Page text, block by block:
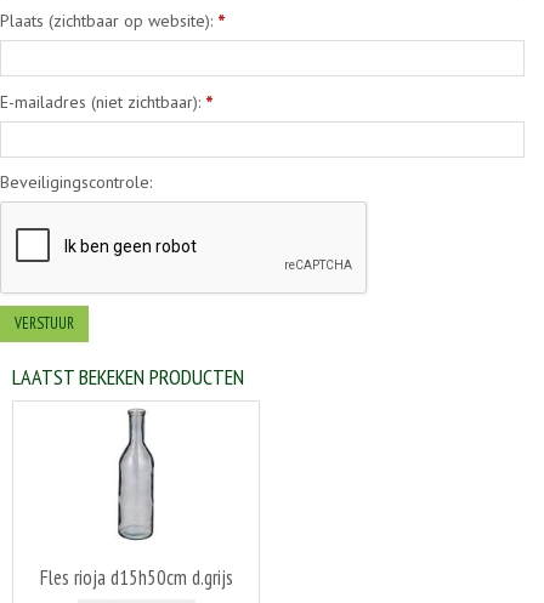
Plaats (zichtbaar op website): *
E-mailadres (niet zichtbaar): *
Beveiligingscontrole:
LAATST BEKEKEN PRODUCTEN
Fles rioja d15h50cm d.grijs